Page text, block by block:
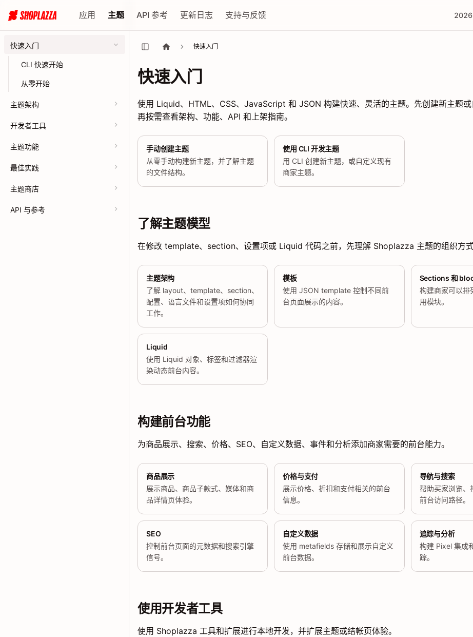
应用 主题 API 参考 更新日志 支持与反馈
快速入门
CLI 快速开始
从零开始
主题架构
开发者工具
主题功能
最佳实践
主题商店
API 与参考
快速入门
快速入门
使用 Liquid、HTML、CSS、JavaScript 和 JSON 构建快速、灵活的主题。先创建新主题或
再按需查看架构、功能、API 和上架指南。
手动创建主题
从零手动构建新主题，并了解主题
的文件结构。
使用 CLI 开发主题
用 CLI 创建新主题，或自定义现有
商家主题。
了解主题模型
在修改 template、section、设置项或 Liquid 代码之前，先理解 Shoplazza 主题的组织方式
主题架构
了解 layout、template、section、
配置、语言文件和设置项如何协同
工作。
模板
使用 JSON template 控制不同前
台页面展示的内容。
Sections 和
构建商家可以排
用模块。
Liquid
使用 Liquid 对象、标签和过滤器渲
染动态前台内容。
构建前台功能
为商品展示、搜索、价格、SEO、自定义数据、事件和分析添加商家需要的前台能力。
商品展示
展示商品、商品子款式、媒体和商
品详情页体验。
价格与支付
展示价格、折扣和支付相关的前台
信息。
导航与搜索
帮助买家浏览、
前台访问路径。
SEO
控制前台页面的元数据和搜索引擎
信号。
自定义数据
使用 metafields 存储和展示自定义
前台数据。
追踪与分析
构建 Pixel 集成
踪。
使用开发者工具
使用 Shoplazza 工具和扩展进行本地开发，并扩展主题或结帐页体验。